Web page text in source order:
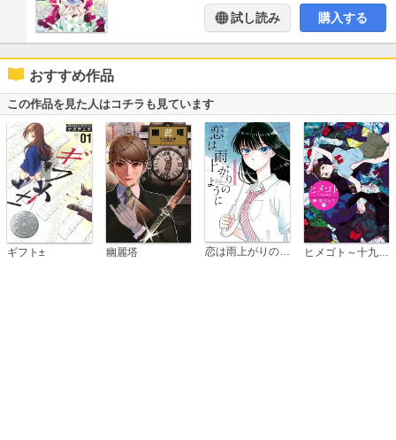
試し読み 購入する
おすすめ作品
この作品を見た人はコチラも見ています
ギフト± 幽麗塔 恋は雨上がりのように